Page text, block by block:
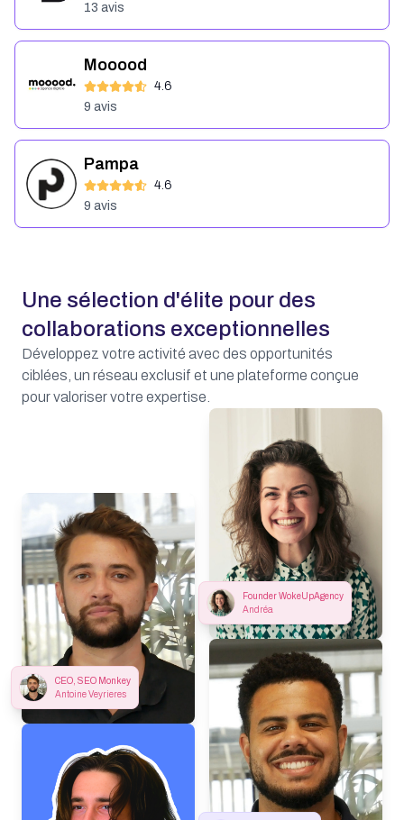
13 avis
Mooood
4.6
9 avis
Pampa
4.6
9 avis
Une sélection d'élite pour des
collaborations exceptionnelles
Développez votre activité avec des opportunités
ciblées, un réseau exclusif et une plateforme conçue
pour valoriser votre expertise.
CEO, SEO Monkey
Antoine Veyrieres
Founder WokeUpAgency
Andréa